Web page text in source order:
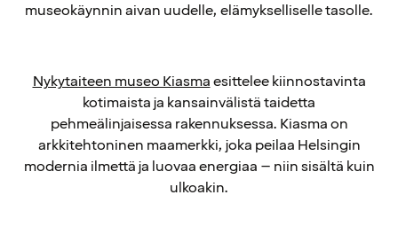
museokäynnin aivan uudelle, elämykselliselle tasolle.
Nykytaiteen museo Kiasmaesittelee kiinnostavinta
kotimaista ja kansainvälistä taidetta
pehmeälinjaisessa rakennuksessa. Kiasma on
arkkitehtoninen maamerkki, joka peilaa Helsingin
modernia ilmettä ja luovaa energiaa – niin sisältä kuin
ulkoakin.